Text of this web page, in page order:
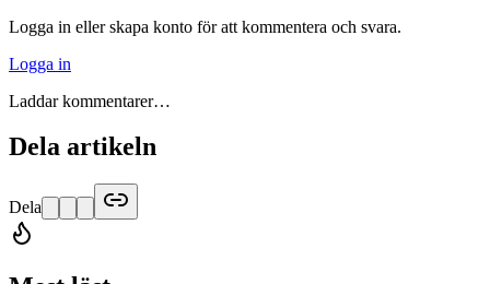
Logga in eller skapa konto för att kommentera och svara.
Logga in
Laddar kommentarer…
Dela artikeln
Dela